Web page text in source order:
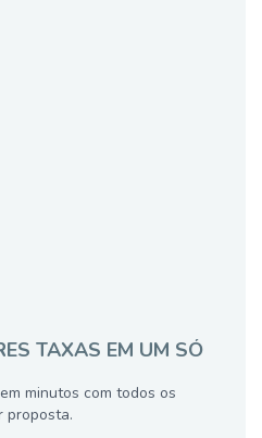
TAXAS EM UM SÓ
minutos com todos os
proposta.